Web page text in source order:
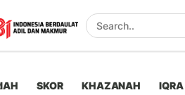
SKOR KHAZANAH IQRA